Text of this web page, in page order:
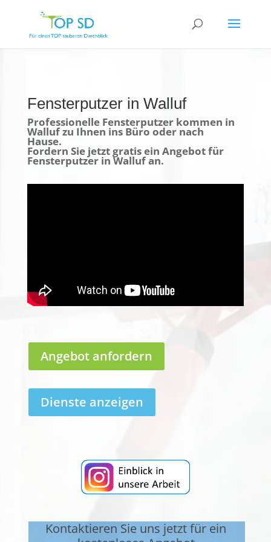
Fensterputzer in Walluf
Professionelle Fensterputzer kommen in
Walluf zu Ihnen ins Büro oder nach
Hause.
Fordern Sie jetzt gratis ein Angebot für
Fensterputzer in Walluf an.
Angebot anfordern
Dienste anzeigen
Kontaktieren Sie uns jetzt für ein